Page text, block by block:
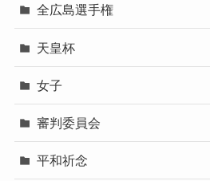
全広島選手権
天皇杯
女子
審判委員会
平和祈念